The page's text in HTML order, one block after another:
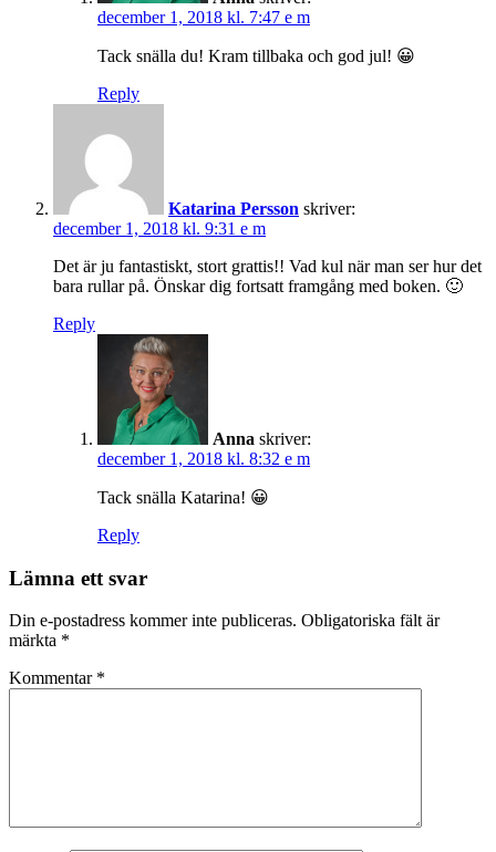
december 1, 2018 kl. 7:47 e m
Tack snälla du! Kram tillbaka och god jul! 😀
Reply
Katarina Persson skriver:
december 1, 2018 kl. 9:31 e m
Det är ju fantastiskt, stort grattis!! Vad kul när man ser hur det
bara rullar på. Önskar dig fortsatt framgång med boken. 🙂
Reply
Anna skriver:
december 1, 2018 kl. 8:32 e m
Tack snälla Katarina! 😀
Reply
Lämna ett svar
Din e-postadress kommer inte publiceras. Obligatoriska fält är
märkta *
Kommentar *